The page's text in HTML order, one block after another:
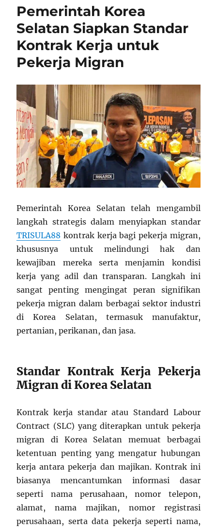
Pemerintah Korea
Selatan Siapkan Standar
Kontrak Kerja untuk
Pekerja Migran
Pemerintah Korea Selatan telah mengambil
langkah strategis dalam menyiapkan standar
TRISULA88 kontrak kerja bagi pekerja migran,
khususnya untuk melindungi hak dan
kewajiban mereka serta menjamin kondisi
kerja yang adil dan transparan. Langkah ini
sangat penting mengingat peran signifikan
pekerja migran dalam berbagai sektor industri
di Korea Selatan, termasuk manufaktur,
pertanian, perikanan, dan jasa.
Standar Kontrak Kerja Pekerja
Migran di Korea Selatan
Kontrak kerja standar atau Standard Labour
Contract (SLC) yang diterapkan untuk pekerja
migran di Korea Selatan memuat berbagai
ketentuan penting yang mengatur hubungan
kerja antara pekerja dan majikan. Kontrak ini
biasanya mencantumkan informasi dasar
seperti nama perusahaan, nomor telepon,
alamat, nama majikan, nomor registrasi
perusahaan, serta data pekerja seperti nama,